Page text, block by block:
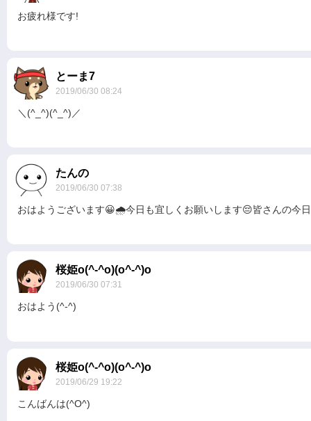
お疲れ様です!
とーま7
2019/06/30 08:24
＼(^_^)(^_^)／
たんの
2019/06/30 07:38
おはようございます😀🌧️今日も宜しくお願いします😔皆さんの今
桜姫o(^-^o)(o^-^)o
2019/06/30 07:31
おはよう(^-^)
桜姫o(^-^o)(o^-^)o
2019/06/29 19:22
こんばんは(^O^)